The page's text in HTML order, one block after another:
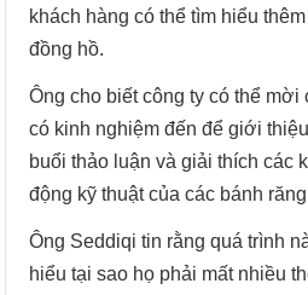
khách hàng có thể tìm hiểu
đồng hồ.
Ông cho biết công ty có thể
có kinh nghiệm đến để giới
buổi thảo luận và giải thích các
động kỹ thuật của các bánh
Ông Seddiqi tin rằng quá trình
hiểu tại sao họ phải mất nhiều